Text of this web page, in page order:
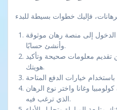
إلى منصة رهان موثوقة
وأنشئ حسابًا.
تقديم معلومات صحيحة وتأكيد
هويتك.
وغانا واختر نوع الرهان
الذي ترغب فيه.